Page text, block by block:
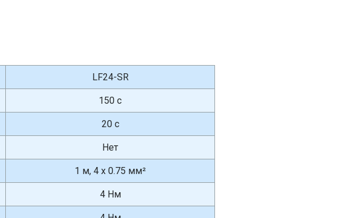
LF24-SR
150 с
20 с
Нет
1 м, 4 x 0.75 мм²
4 Нм